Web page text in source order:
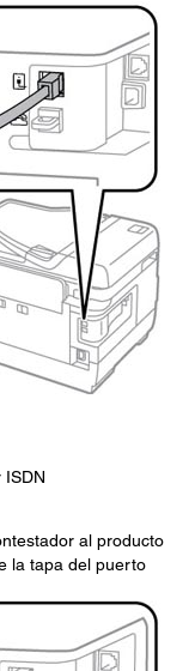
al producto
la tapa del puerto